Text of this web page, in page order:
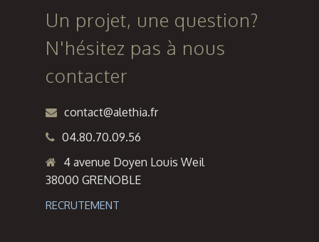
(69)
LOGEMENTS)
–
QUARTIER
Un projet, une question?
N'hésitez pas à nous
contacter
contact@alethia.fr
04.80.70.09.56
4 avenue Doyen Louis Weil
38000 GRENOBLE
RECRUTEMENT